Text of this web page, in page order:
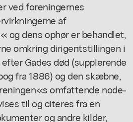
ved foreningernes
af
og dens ophør er behandlet,
omkring dirigentstillingen i
Gades død (supplerende
fra 1886) og den skæbne,
omfattende node-
til og citeres fra en
og andre kilder,